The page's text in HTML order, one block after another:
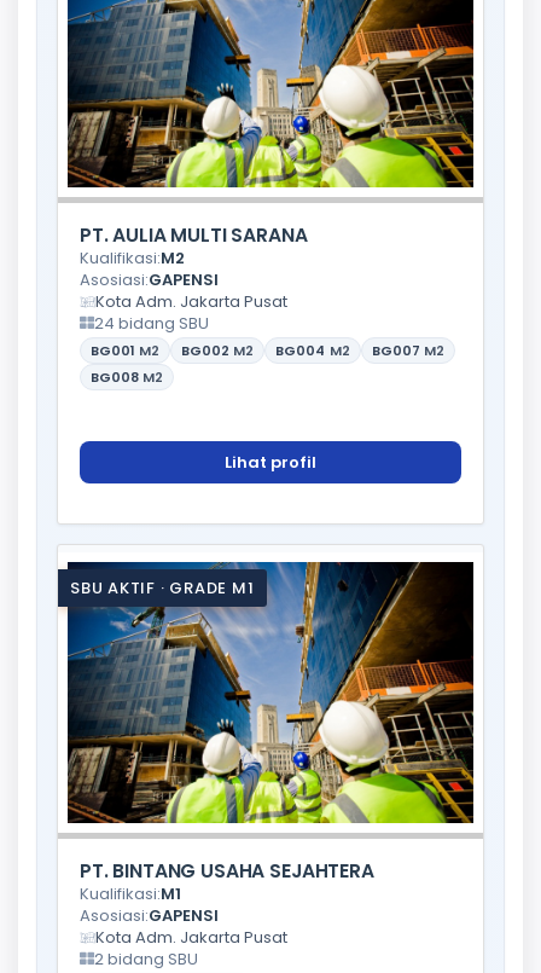
PT. AULIA MULTI SARANA
Kualifikasi:M2
Asosiasi:GAPENSI
Kota Adm. Jakarta Pusat
24 bidang SBU
BG001 M2 BG002 M2 BG004 M2 BG007 M2
BG008 M2
Lihat profil
SBU AKTIF · GRADE M1
PT. BINTANG USAHA SEJAHTERA
Kualifikasi:M1
Asosiasi:GAPENSI
Kota Adm. Jakarta Pusat
2 bidang SBU